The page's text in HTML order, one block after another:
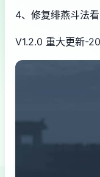
4、修复绯燕斗法
V1.2.0 重大更新-